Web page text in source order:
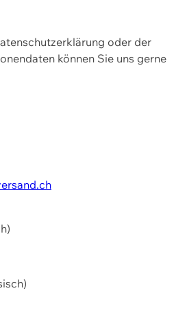
oder der
können Sie uns gerne